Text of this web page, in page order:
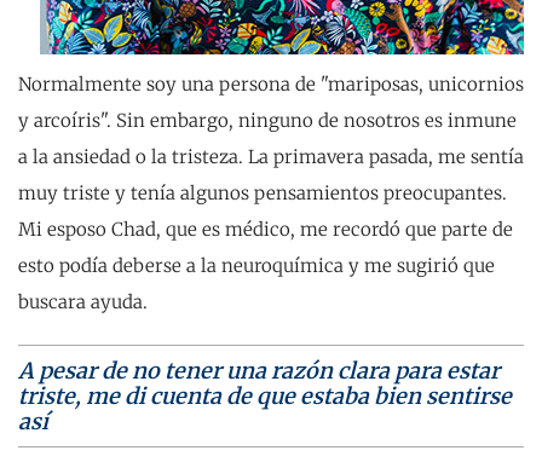
Normalmente soy una persona de "mariposas, unicornios
y arcoíris". Sin embargo, ninguno de nosotros es inmune
a la ansiedad o la tristeza. La primavera pasada, me sentía
muy triste y tenía algunos pensamientos preocupantes.
Mi esposo Chad, que es médico, me recordó que parte de
esto podía deberse a la neuroquímica y me sugirió que
buscara ayuda.
A pesar de no tener una razón clara para estar
triste, me di cuenta de que estaba bien sentirse
así